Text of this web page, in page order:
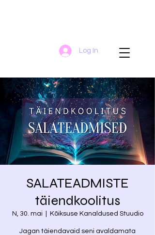
Log In
SALATEADMISTE
täiendkoolitus
N, 30. mai Kõiksuse Kanaldused Stuudio
Jagan täiendavaid seni avaldamata